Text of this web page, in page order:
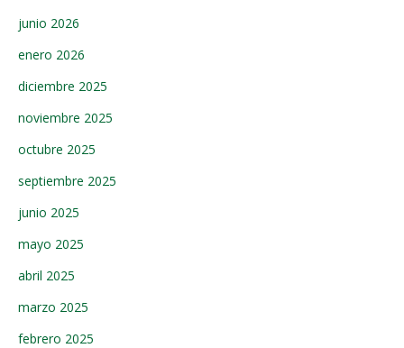
junio 2026
enero 2026
diciembre 2025
noviembre 2025
octubre 2025
septiembre 2025
junio 2025
mayo 2025
abril 2025
marzo 2025
febrero 2025